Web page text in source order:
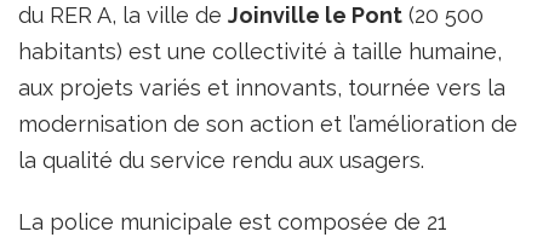
du RER A, la ville de Joinville le Pont (20 500
habitants) est une collectivité à taille humaine,
aux projets variés et innovants, tournée vers la
modernisation de son action et l’amélioration de
la qualité du service rendu aux usagers.
La police municipale est composée de 21